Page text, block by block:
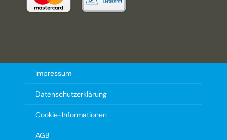
Impressum
Datenschutzerklärung
Cookie-Informationen
AGB